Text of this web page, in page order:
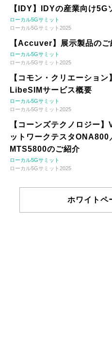
【IDY】IDYの産業向け5G
ローカル5Gサミット
ローカル5Gサミット2025
【Accuver】展示製品のご
ローカル5Gサミット
ローカル5Gサミット2025
【コモン・クリエーショ
LibeSIMサービス概要
ローカル5Gサミット
ローカル5Gサミット2025
【コーンズテクノロジ
ットワークテスタONA800
MTS5800のご紹介
ローカル5Gサミット
ローカル5Gサミット2025
ホワイトペ